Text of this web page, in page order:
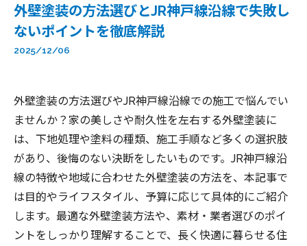
外壁塗装の方法選びとJR神戸線沿線で失敗し
ないポイントを徹底解説
2025/12/06
外壁塗装の方法選びやJR神戸線沿線での施工で悩んでい
ませんか？家の美しさや耐久性を左右する外壁塗装に
は、下地処理や塗料の種類、施工手順など多くの選択肢
があり、後悔のない決断をしたいものです。JR神戸線沿
線の特徴や地域に合わせた外壁塗装の方法を、本記事で
は目的やライフスタイル、予算に応じて具体的にご紹介
します。最適な外壁塗装方法や、素材・業者選びのポイ
ントをしっかり理解することで、長く快適に暮らせる住